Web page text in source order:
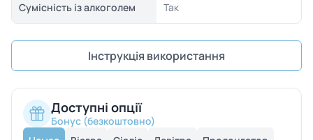
Сумісність із алкоголем Так
Інструкція використання
Доступні опції
Бонус (безкоштовно)